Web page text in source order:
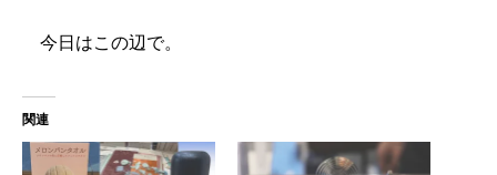
今日はこの辺で。
関連